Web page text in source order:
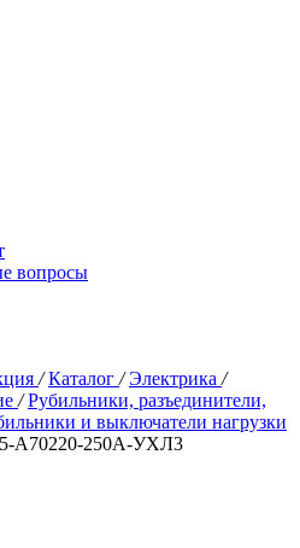
вопросы
/ Каталог / Электрика /
/ Рубильники, разъединители,
и выключатели нагрузки
А70220-250А-УХЛ3